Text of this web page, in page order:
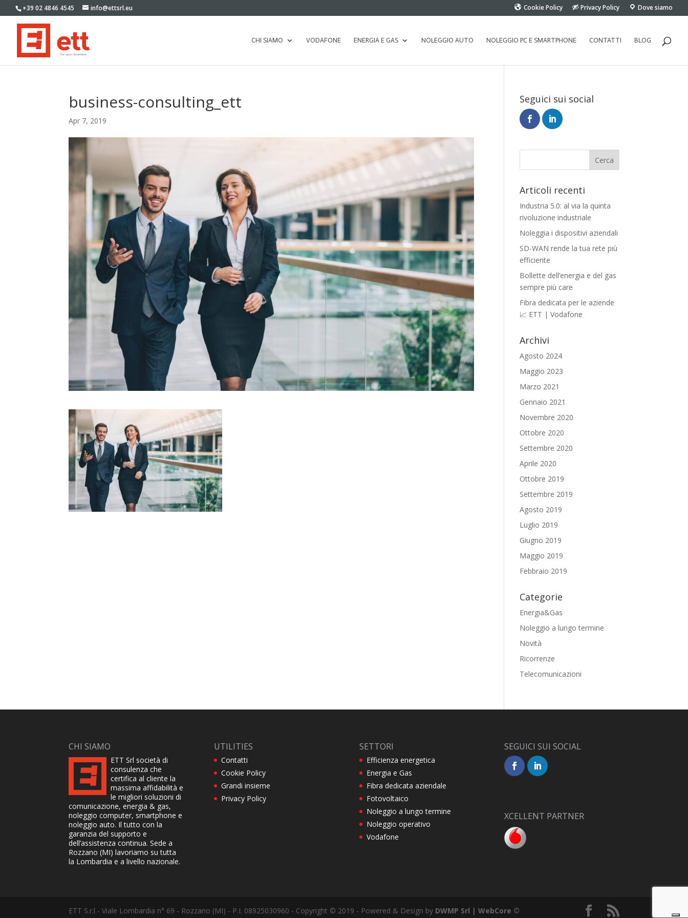
+39 02 4846 4545 info@ettsrl.eu Cookie Policy Privacy Policy Dove siamo
CHI SIAMO VODAFONE ENERGIA E GAS NOLEGGIO AUTO NOLEGGIO PC E SMARTPHONE CONTATTI BLOG
business-consulting_ett
Apr 7, 2019
Seguici sui social
Articoli recenti
Industria 5.0: al via la quinta
rivoluzione industriale
Noleggia i dispositivi aziendali
SD-WAN rende la tua rete più
efficiente
Bollette dell’energia e del gas
sempre più care
Fibra dedicata per le aziende
📈 ETT | Vodafone
Archivi
Agosto 2024
Maggio 2023
Marzo 2021
Gennaio 2021
Novembre 2020
Ottobre 2020
Settembre 2020
Aprile 2020
Ottobre 2019
Settembre 2019
Agosto 2019
Luglio 2019
Giugno 2019
Maggio 2019
Febbraio 2019
Categorie
Energia&Gas
Noleggio a lungo termine
Novità
Ricorrenze
Telecomunicazioni
CHI SIAMO
ETT Srl società di
consulenza che
certifica al cliente la
massima affidabilità e
le migliori soluzioni di
comunicazione, energia & gas,
noleggio computer, smartphone e
noleggio auto. Il tutto con la
garanzia del supporto e
dell’assistenza continua. Sede a
Rozzano (MI) lavoriamo su tutta
la Lombardia e a livello nazionale.
UTILITIES
Contatti
Cookie Policy
Grandi insieme
Privacy Policy
SETTORI
Efficienza energetica
Energia e Gas
Fibra dedicata aziendale
Fotovoltaico
Noleggio a lungo termine
Noleggio operativo
Vodafone
SEGUICI SUI SOCIAL
XCELLENT PARTNER
ETT S.r.l - Viale Lombardia n° 69 - Rozzano (MI) - P.I. 08925030960 - Copyright © 2019 - Powered & Design by DWMP Srl | WebCore ©